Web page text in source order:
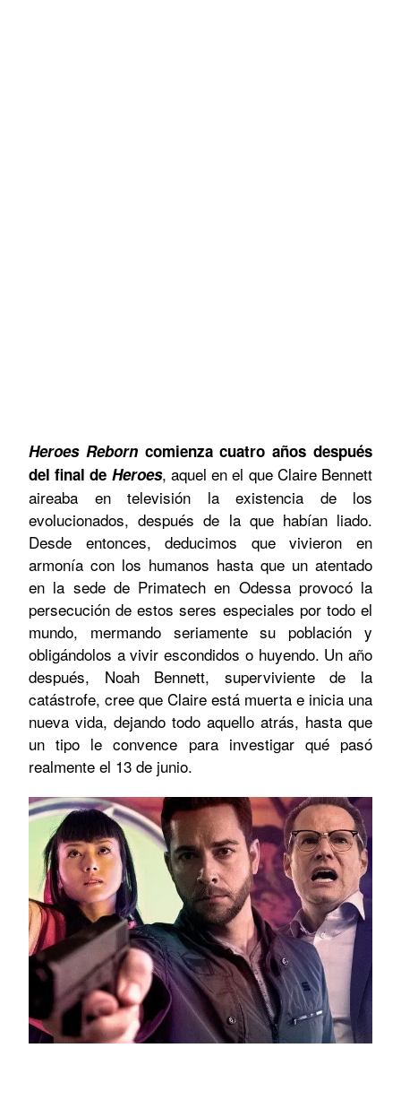
Heroes Reborncomienza cuatro años después
del final de Heroes, aquel en el que Claire Bennett
aireaba en televisión la existencia de los
evolucionados, después de la que habían liado.
Desde entonces, deducimos que vivieron en
armonía con los humanos hasta que un atentado
en la sede de Primatech en Odessa provocó la
persecución de estos seres especiales por todo el
mundo, mermando seriamente su población y
obligándolos a vivir escondidos o huyendo. Un año
después, Noah Bennett, superviviente de la
catástrofe, cree que Claire está muerta e inicia una
nueva vida, dejando todo aquello atrás, hasta que
un tipo le convence para investigar qué pasó
realmente el 13 de junio.